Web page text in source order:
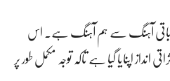
آہنگ سے ہم آہنگ ہے۔ اس
اپنایا گیا ہے تاکہ توجہ مکمل طور پر